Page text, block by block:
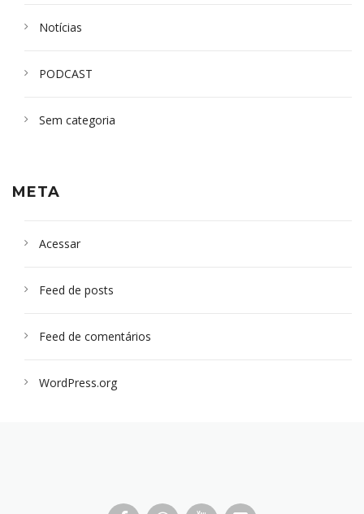
Notícias
PODCAST
Sem categoria
META
Acessar
Feed de posts
Feed de comentários
WordPress.org